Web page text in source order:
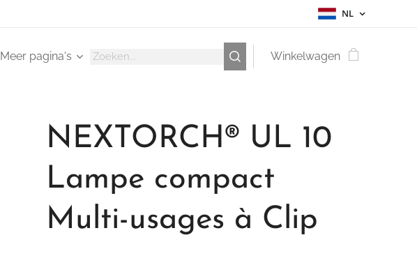
NL
Meer pagina's Winkelwagen
NEXTORCH® UL 10
Lampe compact
Multi-usages à Clip